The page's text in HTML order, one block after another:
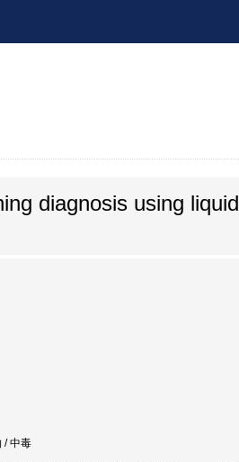
diagnosis using liquid
/ 中毒